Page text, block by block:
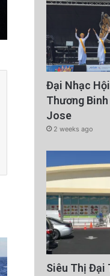
Đại Nhạc Hội
Thương
Jose
2 weeks ago
Siêu Thị Đại